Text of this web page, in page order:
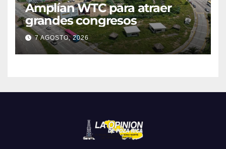
Amplían WTC para atraer
grandes congresos
7 AGOSTO, 2026